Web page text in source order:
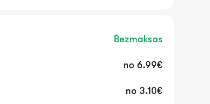
Bezmaksas
no 6.99€
no 3.10€